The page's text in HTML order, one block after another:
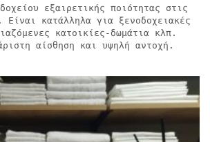
εξαιρετικής ποιότητας στις
Είναι κατάλληλα για ξενοδοχειακές
κατοικίες-δωμάτια κλπ.
αίσθηση και υψηλή αντοχή.